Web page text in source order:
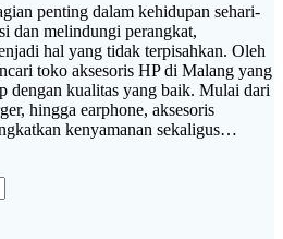
penting dalam kehidupan sehari-
dan melindungi perangkat,
hal yang tidak terpisahkan. Oleh
toko aksesoris HP di Malang yang
dengan kualitas yang baik. Mulai dari
hingga earphone, aksesoris
kenyamanan sekaligus…